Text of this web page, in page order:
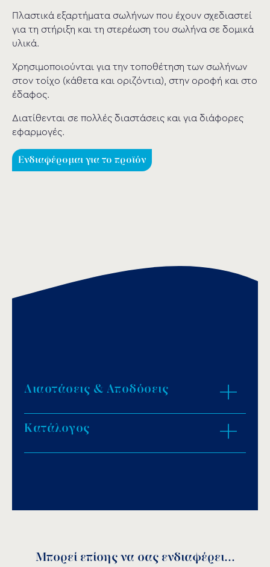
Πλαστικά εξαρτήματα σωλήνων που έχουν σχεδιαστεί
για τη στήριξη και τη στερέωση του σωλήνα σε δομικά
υλικά.
Χρησιμοποιούνται για την τοποθέτηση των σωλήνων
στον τοίχο (κάθετα και οριζόντια), στην οροφή και στο
έδαφος.
Διατίθενται σε πολλές διαστάσεις και για διάφορες
εφαρμογές.
Ενδιαφέρομαι για το προϊόν
Διαστάσεις & Αποδόσεις
Κατάλογος
Μπορεί επίσης να σας ενδιαφέρει...